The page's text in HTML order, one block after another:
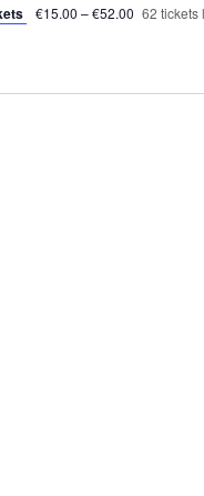
€15.00 – €52.00 62 tickets